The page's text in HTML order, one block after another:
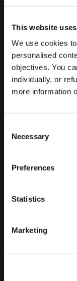
This website
We use cookies
personalised
objectives. You
individually, or
more information
Selection
Necessary
Preferences
Statistics
Marketing